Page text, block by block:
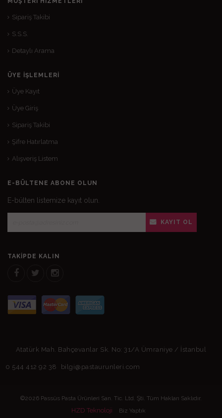
Sipariş Takibi
S.S.S.
Detaylı Arama
ÜYE İŞLEMLERI
Üye Kayıt
Üye Giriş
Sipariş Takibi
Şifre Hatırlatma
Alışveriş Listem
E-BÜLTENE ABONE OLUN
E-bülten listemize kayıt olun.
KAYIT OL
TAKIPDE KALIN
Atatürk Mah. Bahçevanlar Sk. No: 31/A Ümraniye / İstanbul
0 544 412 92 38 bilgi@pastaurunleri.com
©2026 Passüs Pasta Ürünleri San. Tic. Ltd. Şti. Tüm Hakları Saklıdır.
HZD Teknoloji Biz Yaptık